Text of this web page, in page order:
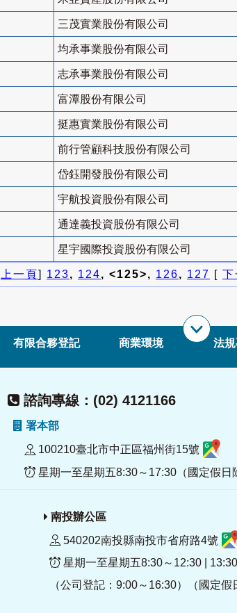
三茂實業股份有限公司
均承事業股份有限公司
志承事業股份有限公司
富潭股份有限公司
挺惠實業股份有限公司
前行管顧科技股份有限公司
岱鈺開發股份有限公司
宇航投資股份有限公司
通達義投資股份有限公司
星宇國際投資股份有限公司
上一頁] 123, 124, <125>, 126, 127 [ 下
有限合夥登記 商業環境 法
諮詢專線：(02) 4121166
署本部
100210臺北市中正區福州街15號
星期一至星期五8:30～17:30（國定假日
南投辦公區
540202南投縣南投市省府路4號
星期一至星期五8:30～12:30 |
（公司登記：9:00～16:30）（國定假